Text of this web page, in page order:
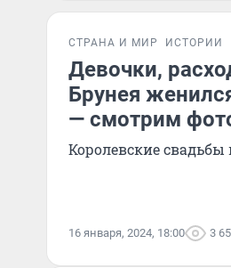
СТРАНА И МИР ИСТОРИИ
Девочки,
Брунея
— смотрим
Королевские
16 января, 2024, 18:00 3